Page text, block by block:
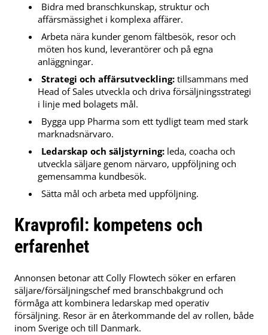
Bidra med branschkunskap, struktur och
affärsmässighet i komplexa affärer.
Arbeta nära kunder genom fältbesök, resor och
möten hos kund, leverantörer och på egna
anläggningar.
Strategi och affärsutveckling: tillsammans med
Head of Sales utveckla och driva försäljningsstrategi
i linje med bolagets mål.
Bygga upp Pharma som ett tydligt team med stark
marknadsnärvaro.
Ledarskap och säljstyrning: leda, coacha och
utveckla säljare genom närvaro, uppföljning och
gemensamma kundbesök.
Sätta mål och arbeta med uppföljning.
Kravprofil: kompetens och
erfarenhet
Annonsen betonar att Colly Flowtech söker en erfaren
säljare/försäljningschef med branschbakgrund och
förmåga att kombinera ledarskap med operativ
försäljning. Resor är en återkommande del av rollen, både
inom Sverige och till Danmark.